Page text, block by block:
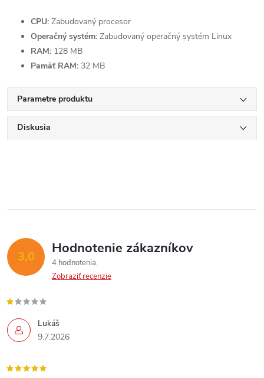
CPU: Zabudovaný procesor
Operačný systém: Zabudovaný operačný systém Linux
RAM: 128 MB
Pamäť RAM: 32 MB
Parametre produktu
Diskusia
3,0 Hodnotenie zákazníkov
4 hodnotenia
Zobraziť recenzie
Lukáš
9.7.2026
Powered by chaterimo